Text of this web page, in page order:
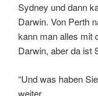
Sydney und dann
Darwin. Von Perth
kann man alles mit
Darwin, aber da ist
“Und was haben
weiter.